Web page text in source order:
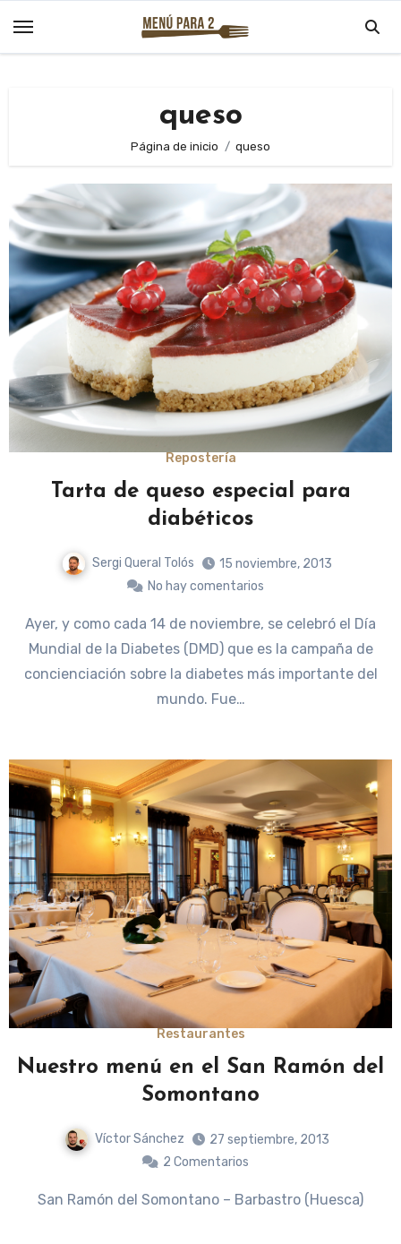
queso
Página de inicio queso
Repostería
Tarta de queso especial para
diabéticos
Sergi Queral Tolós
15 noviembre, 2013
No hay comentarios
Ayer, y como cada 14 de noviembre, se celebró el Día
Mundial de la Diabetes (DMD) que es la campaña de
concienciación sobre la diabetes más importante del
mundo. Fue…
Restaurantes
Nuestro menú en el San Ramón del
Somontano
Víctor Sánchez
27 septiembre, 2013
2 Comentarios
San Ramón del Somontano – Barbastro (Huesca)